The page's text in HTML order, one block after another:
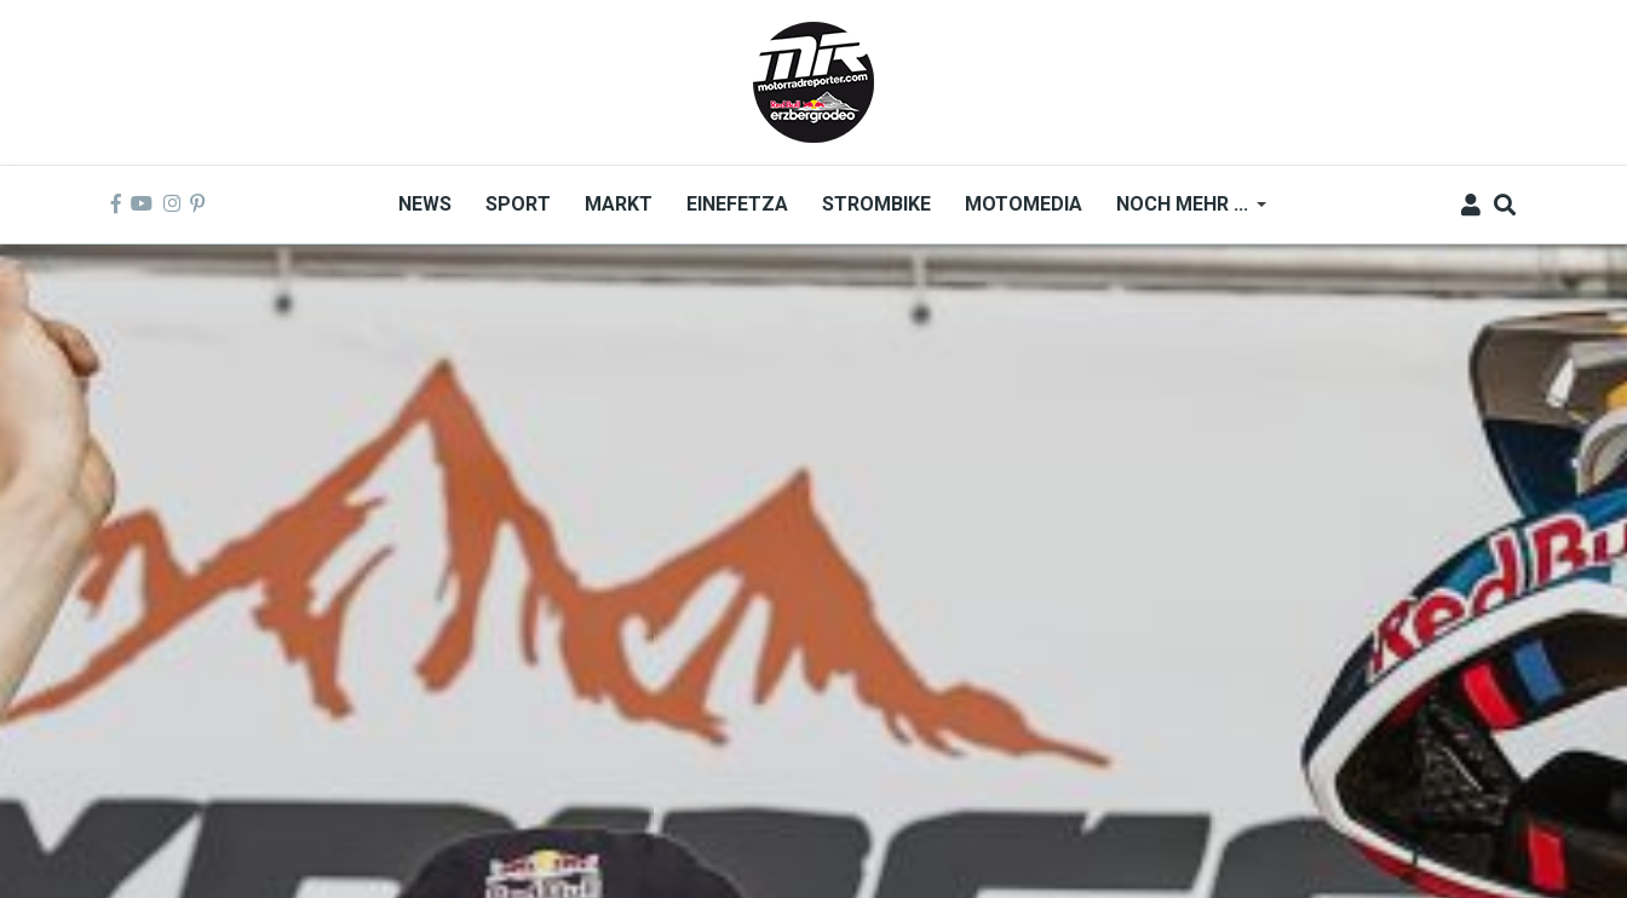
NEWS SPORT MARKT EINEFETZA STROMBIKE MOTOMEDIA NOCH MEHR ...